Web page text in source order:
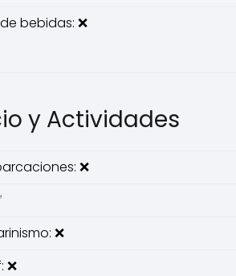
bebidas: ❌
y Actividades
❌
❌
❌